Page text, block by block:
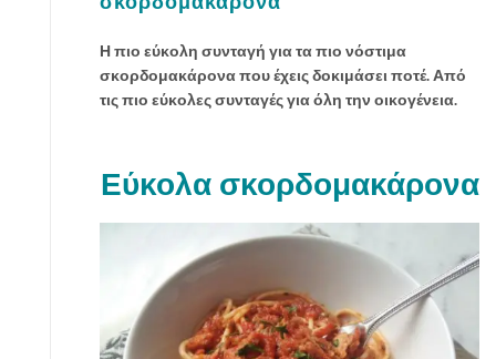
Η πιο εύκολη συνταγή για τα πιο νόστιμα
σκορδομακάρονα που έχεις δοκιμάσει ποτέ. Από
τις πιο εύκολες συνταγές για όλη την οικογένεια.
Εύκολα σκορδομακάρονα